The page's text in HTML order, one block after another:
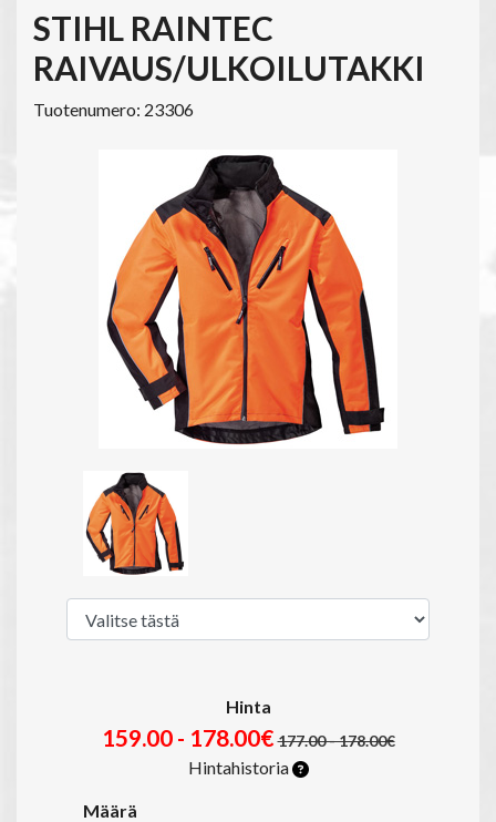
STIHL RAINTEC
RAIVAUS/ULKOILUTAKKI
Tuotenumero: 23306
Hinta
159.00 - 178.00€ 177.00 - 178.00€
Hintahistoria
Määrä